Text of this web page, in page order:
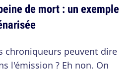
de mort : un exemple
chroniqueurs peuvent dire
l'émission ? Eh non. On